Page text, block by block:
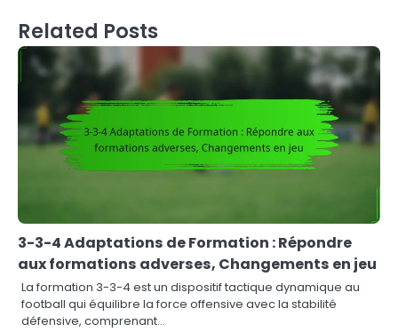
Related Posts
3-3-4 Adaptations de Formation : Répondre
aux formations adverses, Changements en jeu
La formation 3-3-4 est un dispositif tactique dynamique au
football qui équilibre la force offensive avec la stabilité
défensive, comprenant…